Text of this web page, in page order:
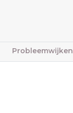
Probleemwijken